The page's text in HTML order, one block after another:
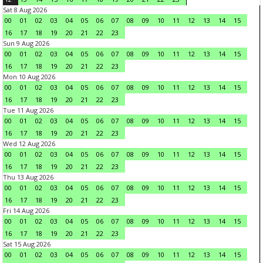
Sat 8 Aug 2026
00
01 02 03 04 05 06 07 08 09 10 11 12 13 14
15
16
17 18 19 20 21 22
23
Sun 9 Aug 2026
00
01 02 03 04 05 06 07 08 09 10 11 12 13 14
15
16
17 18 19 20 21 22
23
Mon 10 Aug 2026
00
01 02 03 04 05 06 07 08 09 10 11 12 13 14
15
16
17 18 19 20 21 22
23
Tue 11 Aug 2026
00
01 02 03 04 05 06 07 08 09 10 11 12 13 14
15
16
17 18 19 20 21 22
23
Wed 12 Aug 2026
00
01 02 03 04 05 06 07 08 09 10 11 12 13 14
15
16
17 18 19 20 21 22
23
Thu 13 Aug 2026
00
01 02 03 04 05 06 07 08 09 10 11 12 13 14
15
16
17 18 19 20 21 22
23
Fri 14 Aug 2026
00
01 02 03 04 05 06 07 08 09 10 11 12 13 14
15
16
17 18 19 20 21 22
23
Sat 15 Aug 2026
00
01 02 03 04 05 06 07 08 09 10 11 12 13 14
15